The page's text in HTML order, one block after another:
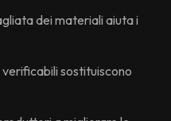
dei materiali aiuta i
sostituiscono